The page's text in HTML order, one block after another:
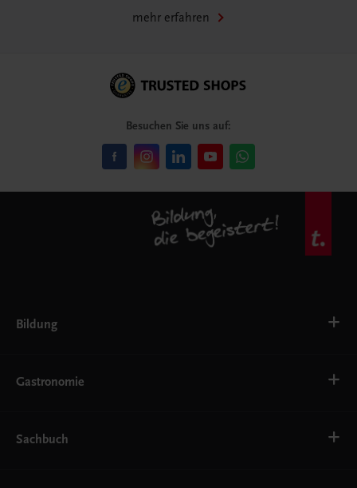
mehr erfahren
Besuchen Sie uns auf:
Bildung
AHS
EWF/ZWF
FW
Gastronomie
Getränke
Sachbuch